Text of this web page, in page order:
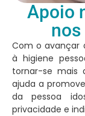
Apoio
Com o avançar
à higiene
tornar-se mais
ajuda a
da pessoa
privacidade e